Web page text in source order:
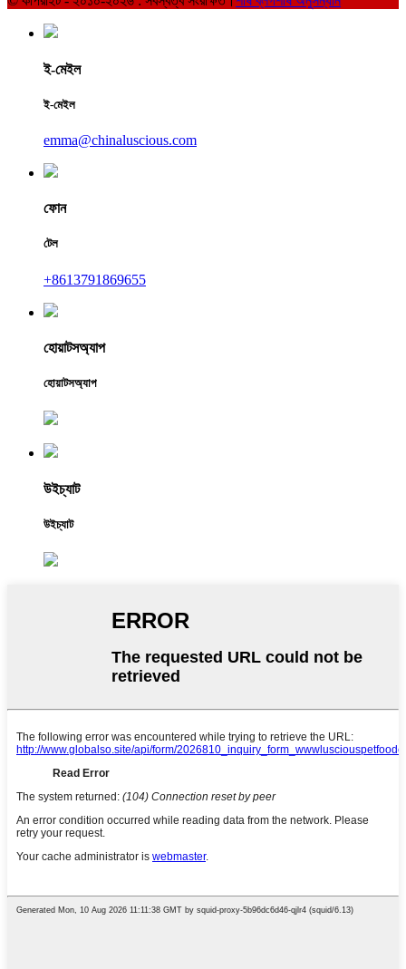
ই-মেইল
ই-মেইল
emma@chinaluscious.com
ফোন
টেল
+8613791869655
হোয়াটসঅ্যাপ
হোয়াটসঅ্যাপ
উইচ্যাট
উইচ্যাট